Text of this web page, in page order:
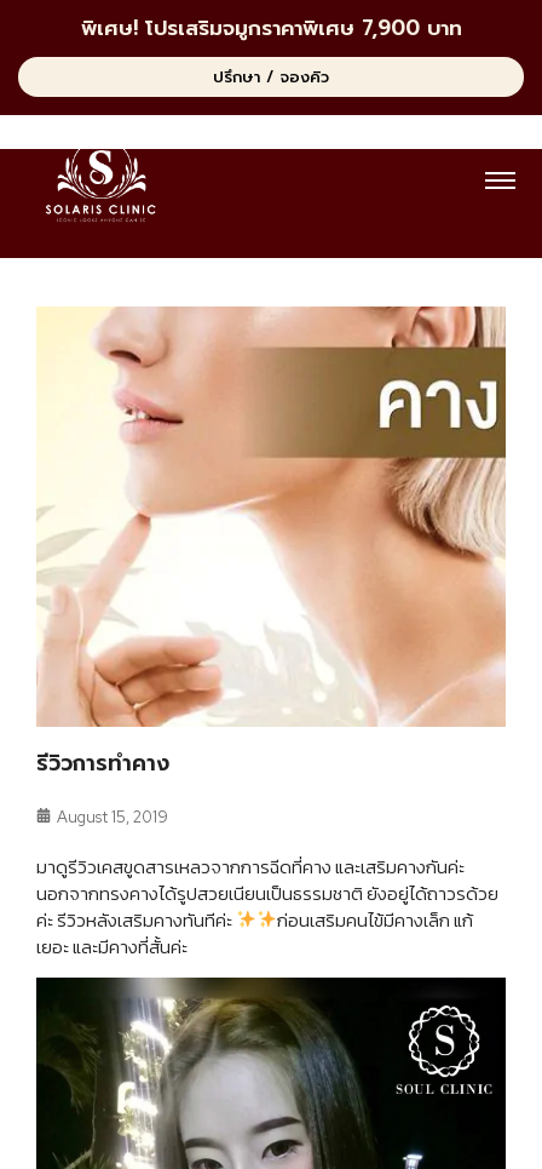
พิเศษ! โปรเสริมจมูกราคาพิเศษ 7,900 บาท
ปรึกษา / จองคิว
รีวิวการทำคาง
August 15, 2019
มาดูรีวิวเคสขูดสารเหลวจากการฉีดที่คาง และเสริมคางกันค่ะ
นอกจากทรงคางได้รูปสวยเนียนเป็นธรรมชาติ ยังอยู่ได้ถาวรด้วย
ค่ะ รีวิวหลังเสริมคางทันทีค่ะ
ก่อนเสริมคนไข้มีคางเล็ก แก้
เยอะ และมีคางที่สั้นค่ะ